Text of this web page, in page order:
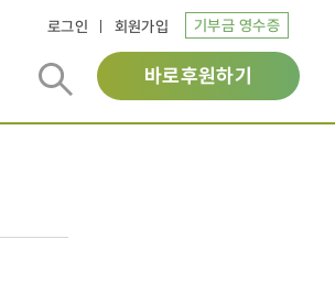
로그인 회원가입 기부금 영수증
바로후원하기